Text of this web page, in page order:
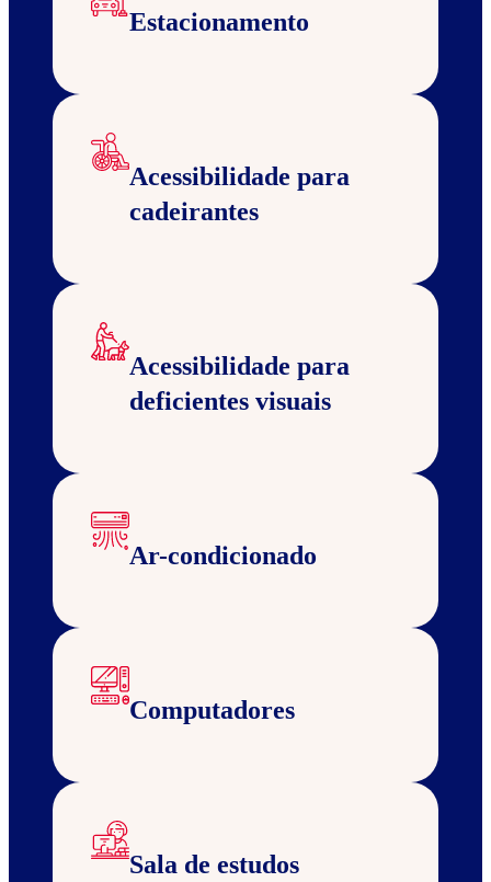
Estacionamento
Acessibilidade para
cadeirantes
Acessibilidade para
deficientes visuais
Ar-condicionado
Computadores
Sala de estudos